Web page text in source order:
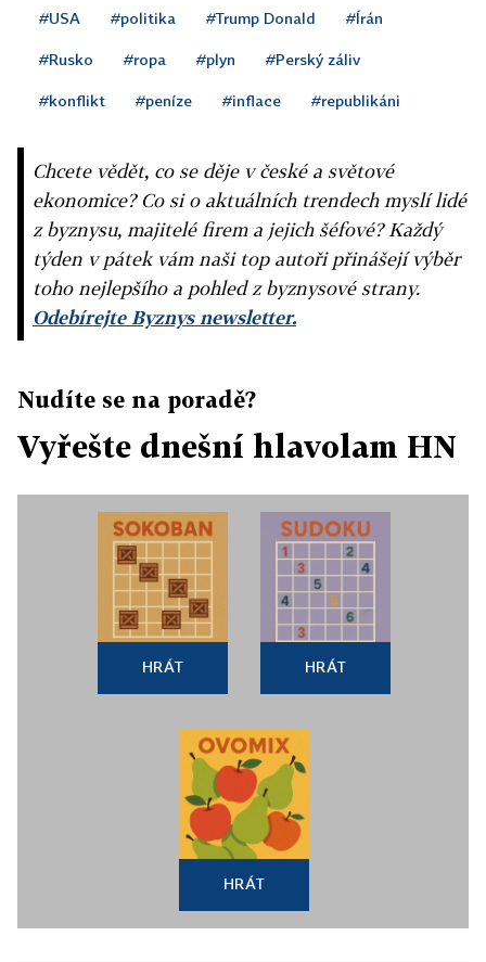
#USA #politika #Trump Donald #Írán
#Rusko #ropa #plyn #Perský záliv
#konflikt #peníze #inflace #republikáni
Chcete vědět, co se děje v české a světové
ekonomice? Co si o aktuálních trendech myslí lidé
z byznysu, majitelé firem a jejich šéfové? Každý
týden v pátek vám naši top autoři přinášejí výběr
toho nejlepšího a pohled z byznysové strany.
Odebírejte Byznys newsletter.
Nudíte se na poradě?
Vyřešte dnešní hlavolam HN
HRÁT HRÁT
HRÁT